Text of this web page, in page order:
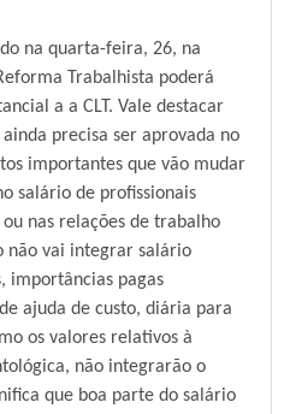
na quarta-feira, 26, na
Trabalhista poderá
a a CLT. Vale destacar
precisa ser aprovada no
importantes que vão mudar
salário de profissionais
nas relações de trabalho
não vai integrar salário
importâncias pagas
ajuda de custo, diária para
os valores relativos à
não integrarão o
que boa parte do salário